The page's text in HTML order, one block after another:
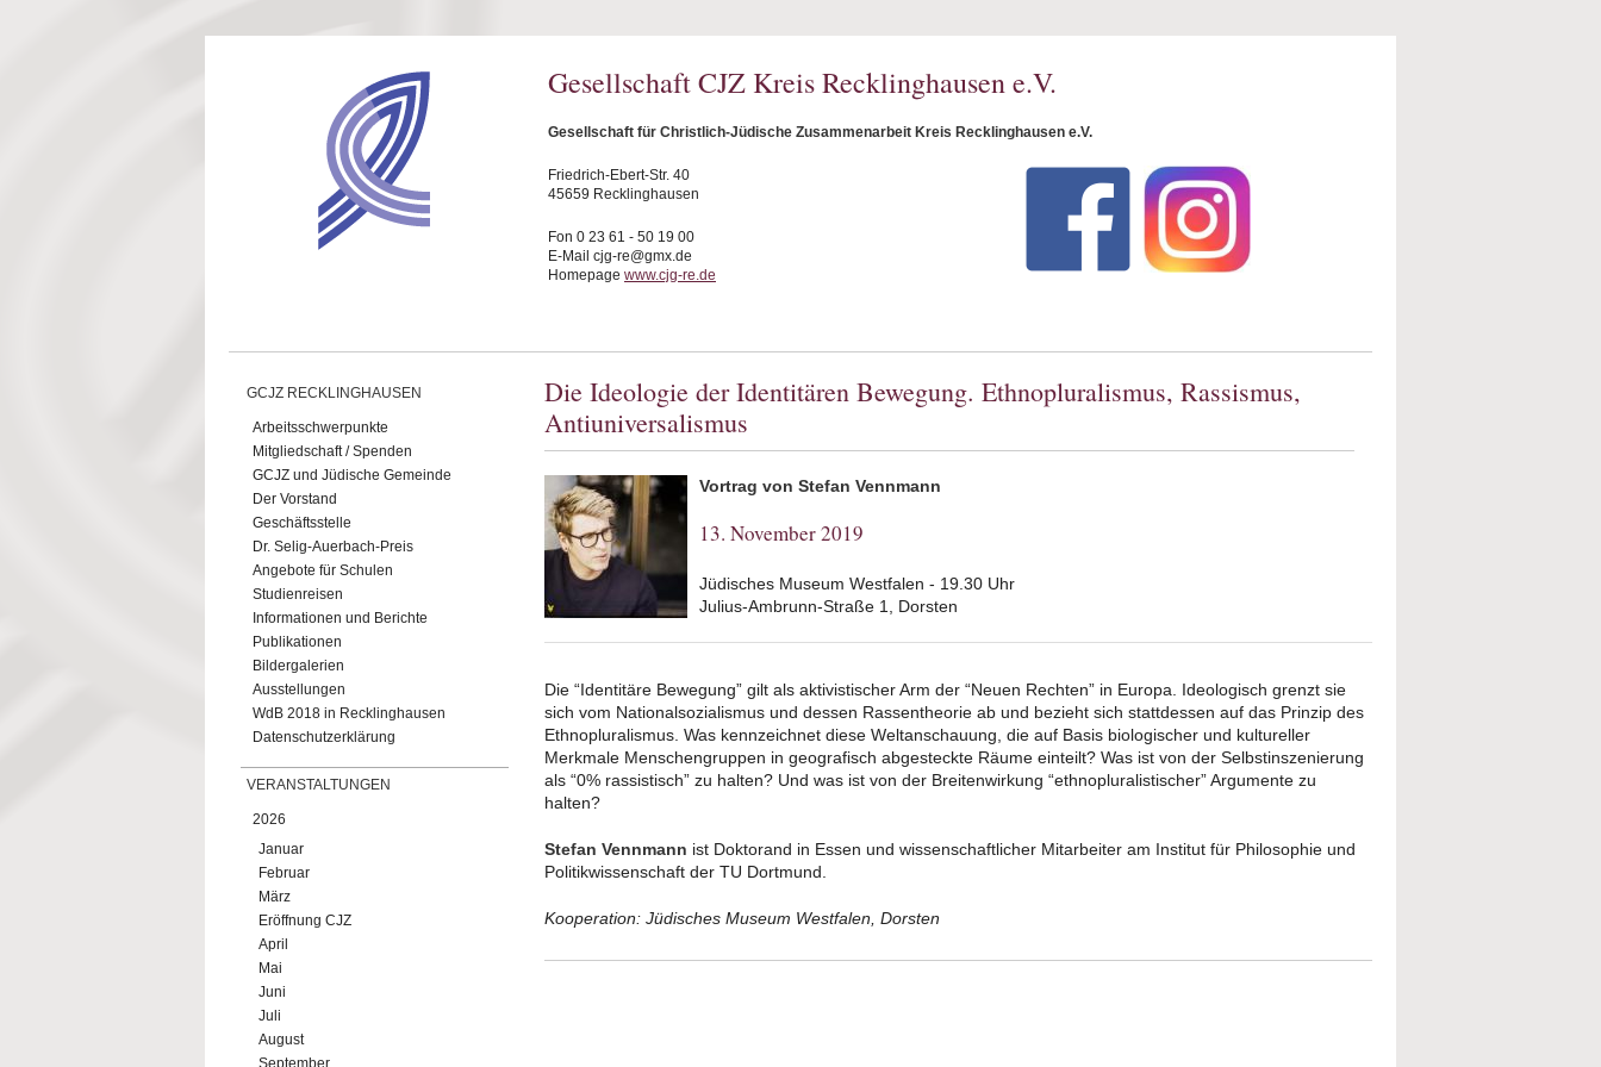
Gesellschaft CJZ Kreis Recklinghausen e.V.
Gesellschaft für Christlich-Jüdische Zusammenarbeit Kreis Recklinghausen e.V.
Friedrich-Ebert-Str. 40
45659 Recklinghausen
Fon 0 23 61 - 50 19 00
E-Mail cjg-re@gmx.de
Homepage www.cjg-re.de
GCJZ RECKLINGHAUSEN
Arbeitsschwerpunkte
Mitgliedschaft / Spenden
GCJZ und Jüdische Gemeinde
Der Vorstand
Geschäftsstelle
Dr. Selig-Auerbach-Preis
Angebote für Schulen
Studienreisen
Informationen und Berichte
Publikationen
Bildergalerien
Ausstellungen
WdB 2018 in Recklinghausen
Datenschutzerklärung
VERANSTALTUNGEN
2026
Januar
Februar
März
Eröffnung CJZ
April
Mai
Juni
Juli
August
September
Die Ideologie der Identitären Bewegung. Ethnopluralismus, Rassismus,
Antiuniversalismus
Vortrag von Stefan Vennmann
13. November 2019
Jüdisches Museum Westfalen - 19.30 Uhr
Julius-Ambrunn-Straße 1, Dorsten
Die “Identitäre Bewegung” gilt als aktivistischer Arm der “Neuen Rechten” in Europa. Ideologisch grenzt sie
sich vom Nationalsozialismus und dessen Rassentheorie ab und bezieht sich stattdessen auf das Prinzip des
Ethnopluralismus. Was kennzeichnet diese Weltanschauung, die auf Basis biologischer und kultureller
Merkmale Menschengruppen in geografisch abgesteckte Räume einteilt? Was ist von der Selbstinszenierung
als “0% rassistisch” zu halten? Und was ist von der Breitenwirkung “ethnopluralistischer” Argumente zu
halten?
Stefan Vennmann ist Doktorand in Essen und wissenschaftlicher Mitarbeiter am Institut für Philosophie und
Politikwissenschaft der TU Dortmund.
Kooperation: Jüdisches Museum Westfalen, Dorsten